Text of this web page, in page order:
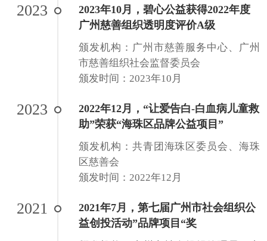
2023
2023年10月，碧心公益获得2022年度
广州慈善组织透明度评价A级
颁发机构：广州市慈善服务中心、广州
市慈善组织社会监督委员会
颁发时间：2023年10月
2023
2022年12月，“让爱告白-白血病儿童救
助”荣获“海珠区品牌公益项目”
颁发机构：共青团海珠区委员会、海珠
区慈善会
颁发时间：2022年12月
2021
2021年7月，第七届广州市社会组织公
益创投活动”品牌项目“奖